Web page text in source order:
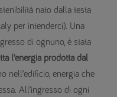
nato dalla testa
per intenderci). Una
di ognuno, è stata
l’energia prodotta dal
nell’edificio, energia che
All’ingresso di ogni